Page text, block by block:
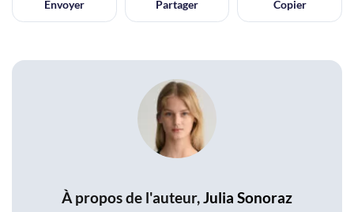
Envoyer Partager Copier
À propos de l'auteur, Julia Sonoraz